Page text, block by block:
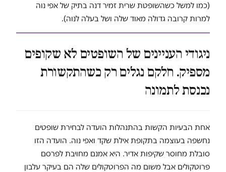
(כמו למשל כשהשופטת שרית זמיר דנה בתיק של אפי נוה
למרות קרובה גדולה מאוד שלה ושל בעלה לנוה).
ניגודי העניינים של השופטים לא שקופים
מספיק. חלקם נגלים רק כשהתקשורת
נכנסת לתמונה
אחת הבעיות הקשות בהתנהלות הועדה לבחירת שופטים
נחשפה בעוצמה בתקופת אילת שקד ואפי נוה. הועדה הזו
סובלת מחוסר שקיפות אדיר. היא אמנם מחויבת לפרסם
פרוטקולים אבל משום מה הפרוטקולים שלה הם בעיקר עלבון